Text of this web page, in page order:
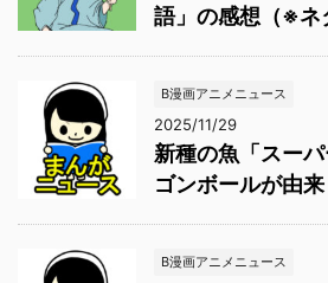
語」の感想（※ネ
B漫画アニメニュース
2025/11/29
新種の魚「スー
ゴンボールが由来
B漫画アニメニュース